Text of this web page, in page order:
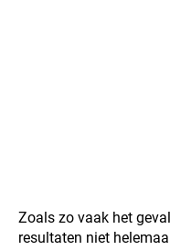
Zoals zo vaak het
resultaten niet